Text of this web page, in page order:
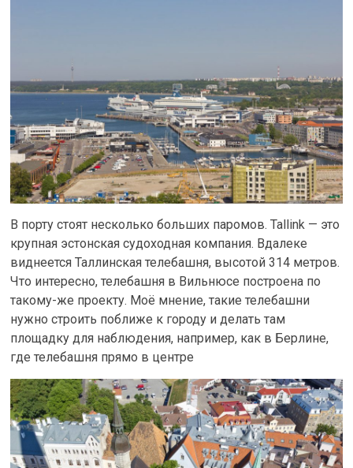
В порту стоят несколько больших паромов. Tallink — это
крупная эстонская судоходная компания. Вдалеке
виднеется Таллинская телебашня, высотой 314 метров.
Что интересно, телебашня в Вильнюсе построена по
такому-же проекту. Моё мнение, такие телебашни
нужно строить поближе к городу и делать там
площадку для наблюдения, например, как в Берлине,
где телебашня прямо в центре